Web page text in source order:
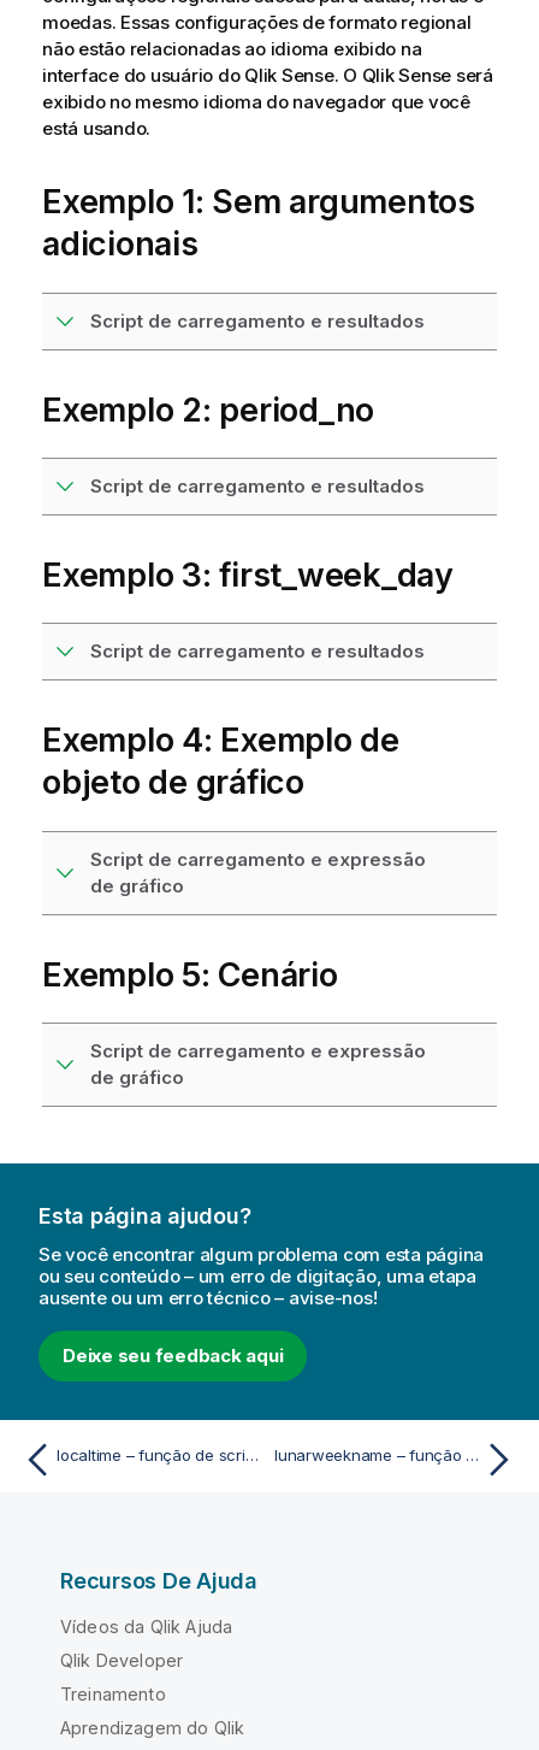
moedas. Essas configurações de formato regional
não estão relacionadas ao idioma exibido na
interface do usuário do Qlik Sense. O Qlik Sense será
exibido no mesmo idioma do navegador que você
está usando.
Exemplo 1: Sem argumentos
adicionais
Script de carregamento e resultados
Exemplo 2: period_no
Script de carregamento e resultados
Exemplo 3: first_week_day
Script de carregamento e resultados
Exemplo 4: Exemplo de
objeto de gráfico
Script de carregamento e expressão
de gráfico
Exemplo 5: Cenário
Script de carregamento e expressão
de gráfico
Esta página ajudou?
Se você encontrar algum problema com esta página
ou seu conteúdo – um erro de digitação, uma etapa
ausente ou um erro técnico – avise-nos!
Deixe seu feedback aqui
localtime – função de script e gráfico lunarweekname – função de script e gráfico
Recursos De Ajuda
Vídeos da Qlik Ajuda
Qlik Developer
Treinamento
Aprendizagem do Qlik